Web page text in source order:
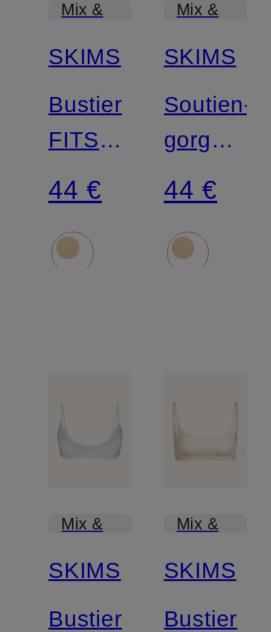
Mix &
SKIMS
Bustier
FITS
EVERYBODY
44 €
Mix &
SKIMS
Soutien-
gorge
triangle
FITS
44 €
Mix &
SKIMS
Bustier
Mix &
SKIMS
Bustier